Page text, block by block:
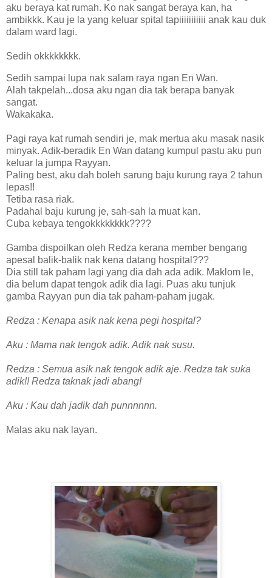
aku beraya kat rumah. Ko nak sangat beraya kan, ha
ambikkk. Kau je la yang keluar spital tapiiiiiiiiiii anak kau duk
dalam ward lagi.
Sedih okkkkkkkk.
Sedih sampai lupa nak salam raya ngan En Wan.
Alah takpelah...dosa aku ngan dia tak berapa banyak
sangat.
Wakakaka.
Pagi raya kat rumah sendiri je, mak mertua aku masak nasik
minyak. Adik-beradik En Wan datang kumpul pastu aku pun
keluar la jumpa Rayyan.
Paling best, aku dah boleh sarung baju kurung raya 2 tahun
lepas!!
Tetiba rasa riak.
Padahal baju kurung je, sah-sah la muat kan.
Cuba kebaya tengokkkkkkkk????
Gamba dispoilkan oleh Redza kerana member bengang
apesal balik-balik nak kena datang hospital???
Dia still tak paham lagi yang dia dah ada adik. Maklom le,
dia belum dapat tengok adik dia lagi. Puas aku tunjuk
gamba Rayyan pun dia tak paham-paham jugak.
Redza : Kenapa asik nak kena pegi hospital?
Aku : Mama nak tengok adik. Adik nak susu.
Redza : Semua asik nak tengok adik aje. Redza tak suka
adik!! Redza taknak jadi abang!
Aku : Kau dah jadik dah punnnnnn.
Malas aku nak layan.